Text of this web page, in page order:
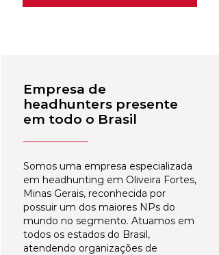
Empresa de
headhunters presente
em todo o Brasil
Somos uma empresa especializada
em headhunting em Oliveira Fortes,
Minas Gerais, reconhecida por
possuir um dos maiores NPs do
mundo no segmento. Atuamos em
todos os estados do Brasil,
atendendo organizações de